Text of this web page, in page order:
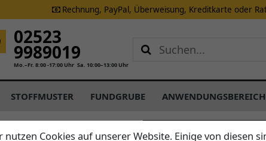
Rechnung, PayPal, Überweisung, Kreditkarte oder
02523
9989019
Mo.–Fr. 8:00 -17:00 Uhr Sa. 10:00–13:00 Uhr
STOFFMUSTER FUNDGRUBE
nutzen Cookies auf unserer Website. Einige von diesen